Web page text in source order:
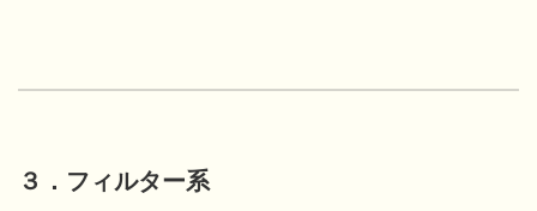
３．フィルター系